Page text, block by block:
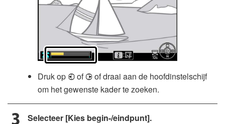
Druk op 4 of2 of draai aan de hoofdinstelschijf
om het gewenste kader te zoeken.
Selecteer [Kies begin-/eindpunt].